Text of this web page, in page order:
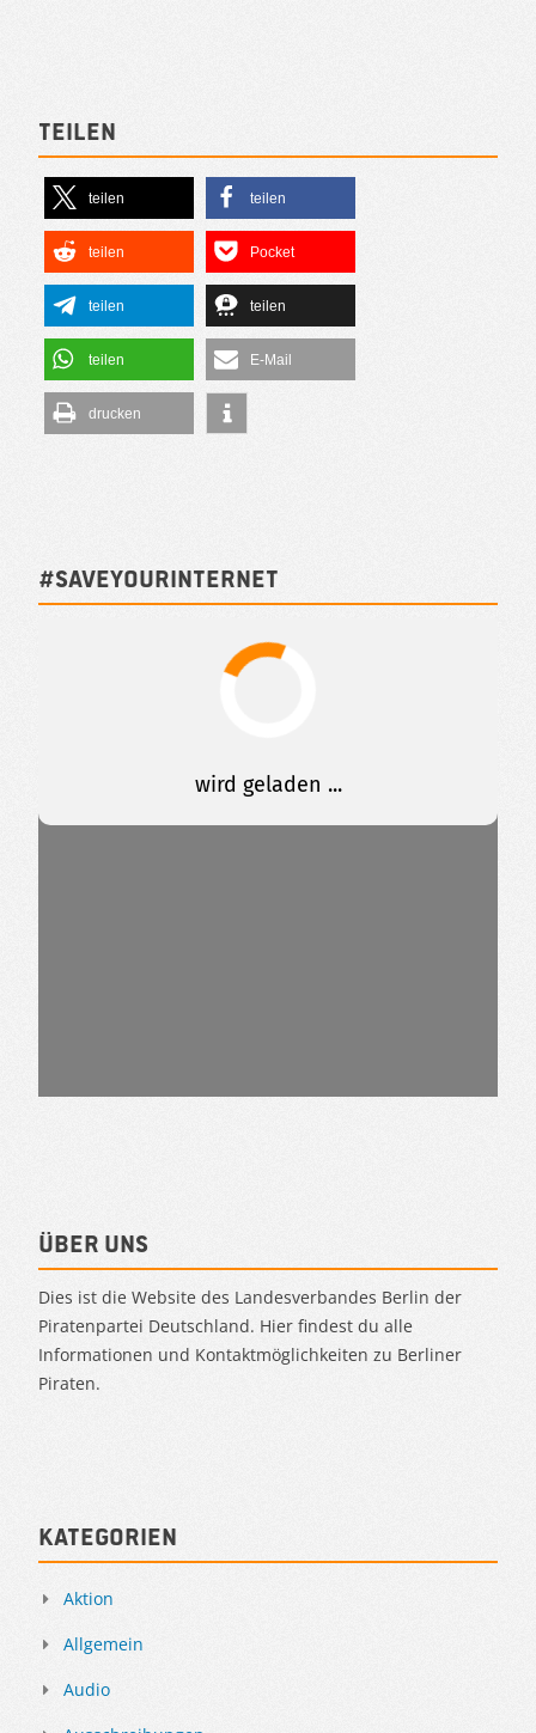
Teilen
teilen teilen
teilen Pocket
teilen teilen
teilen E-Mail
drucken
#SAVEYOURINTERNET
Über uns
Dies ist die Website des Landesverbandes Berlin der
Piratenpartei Deutschland. Hier findest du alle
Informationen und Kontaktmöglichkeiten zu Berliner
Piraten.
Kategorien
Aktion
Allgemein
Audio